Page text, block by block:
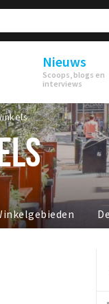
Nieuws
Scoops, blogs en
interviews